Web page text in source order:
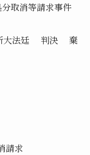
取消等請求事件
大法廷 判決 棄
請求